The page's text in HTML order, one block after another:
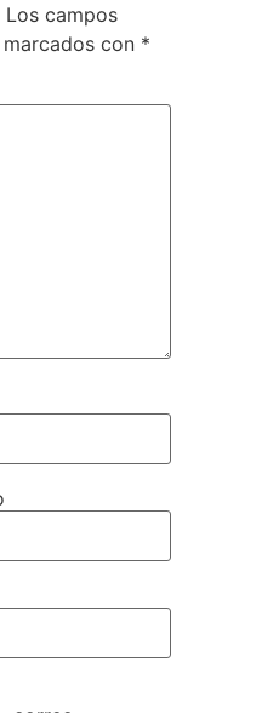
Los campos
con *